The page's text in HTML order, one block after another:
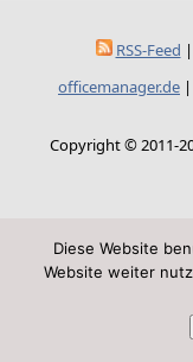
RSS-Feed |
officemanager.de |
Copyright © 2011-
Diese Website
Website weiter